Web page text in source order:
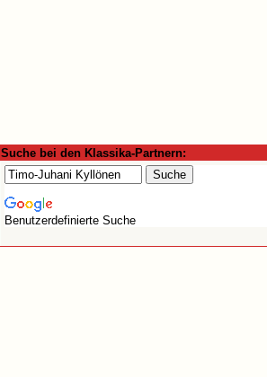
Suche bei den Klassika-Partnern:
Benutzerdefinierte Suche